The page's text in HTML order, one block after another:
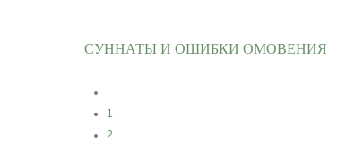
СУННАТЫ И ОШИБКИ ОМОВЕНИЯ
1
2